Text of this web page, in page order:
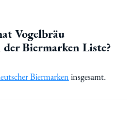
Vogelbräu
Biermarken Liste?
Biermarken insgesamt.